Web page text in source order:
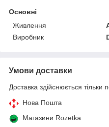
Основні
Живлення
Виробник
Умови доставки
Доставка здійснюється тільки
Нова Пошта
Магазини Rozetka